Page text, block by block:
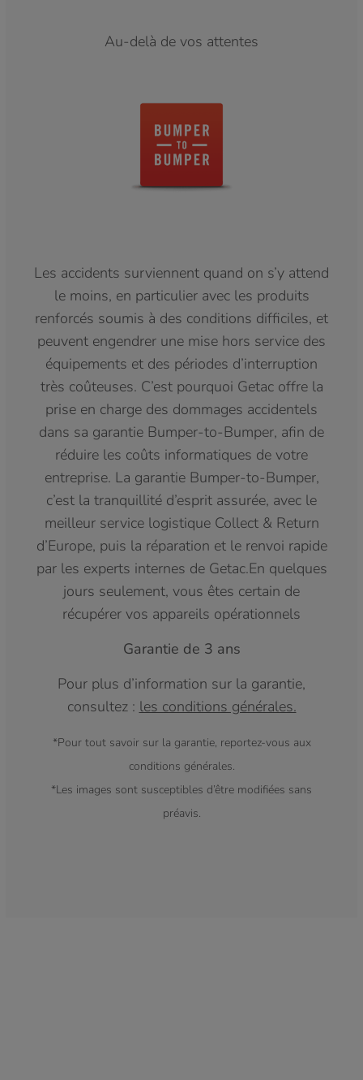
Au-delà de vos attentes
Les accidents surviennent quand on s’y attend
le moins, en particulier avec les produits
renforcés soumis à des conditions difficiles, et
peuvent engendrer une mise hors service des
équipements et des périodes d’interruption
très coûteuses. C’est pourquoi Getac offre la
prise en charge des dommages accidentels
dans sa garantie Bumper-to-Bumper, afin de
réduire les coûts informatiques de votre
entreprise. La garantie Bumper-to-Bumper,
c’est la tranquillité d’esprit assurée, avec le
meilleur service logistique Collect & Return
d’Europe, puis la réparation et le renvoi rapide
par les experts internes de Getac.En quelques
jours seulement, vous êtes certain de
récupérer vos appareils opérationnels
Garantie de 3 ans
Pour plus d’information sur la garantie,
consultez : les conditions générales.
*Pour tout savoir sur la garantie, reportez-vous aux
conditions générales.
*Les images sont susceptibles d’être modifiées sans
préavis.